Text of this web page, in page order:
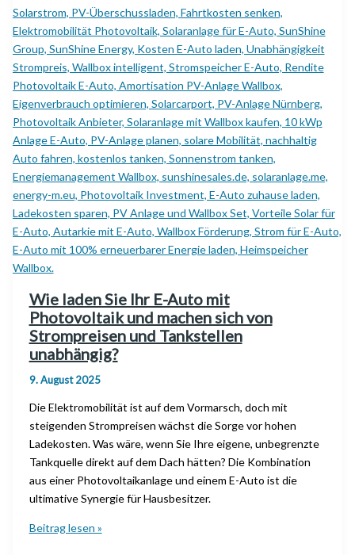
Wie laden Sie Ihr E-Auto mit
Photovoltaik und machen sich von
Strompreisen und Tankstellen
unabhängig?
9. August 2025
Die Elektromobilität ist auf dem Vormarsch, doch mit
steigenden Strompreisen wächst die Sorge vor hohen
Ladekosten. Was wäre, wenn Sie Ihre eigene, unbegrenzte
Tankquelle direkt auf dem Dach hätten? Die Kombination
aus einer Photovoltaikanlage und einem E-Auto ist die
ultimative Synergie für Hausbesitzer.
Wie
Beitrag lesen »